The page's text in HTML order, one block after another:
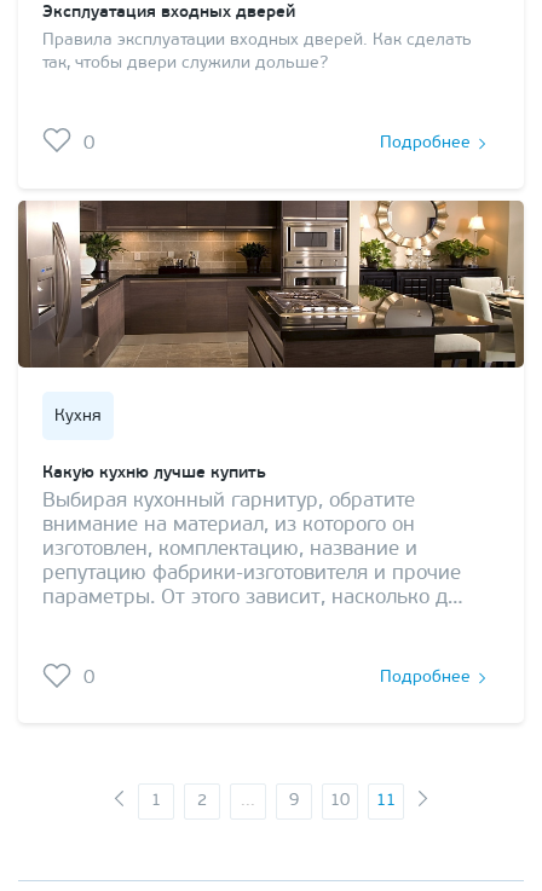
Эксплуатация входных дверей
Правила эксплуатации входных дверей. Как сделать
так, чтобы двери служили дольше?
0 Подробнее
Кухня
Какую кухню лучше купить
Выбирая кухонный гарнитур, обратите
внимание на материал, из которого он
изготовлен, комплектацию, название и
репутацию фабрики-изготовителя и прочие
параметры. От этого зависит, насколько д…
0 Подробнее
1 2 ... 9 10 11